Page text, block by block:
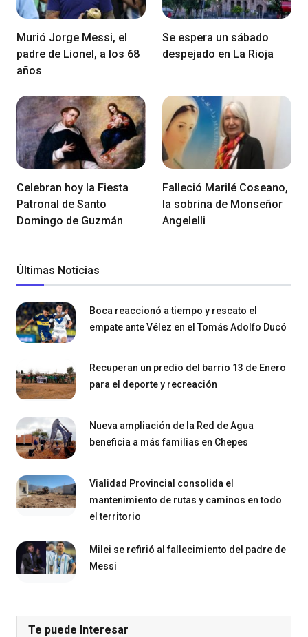
Murió Jorge Messi, el
padre de Lionel, a los 68
años
Se espera un sábado
despejado en La Rioja
Celebran hoy la Fiesta
Patronal de Santo
Domingo de Guzmán
Falleció Marilé Coseano,
la sobrina de Monseñor
Angelelli
Últimas Noticias
Boca reaccionó a tiempo y rescato el
empate ante Vélez en el Tomás Adolfo Ducó
Recuperan un predio del barrio 13 de Enero
para el deporte y recreación
Nueva ampliación de la Red de Agua
beneficia a más familias en Chepes
Vialidad Provincial consolida el
mantenimiento de rutas y caminos en todo
el territorio
Milei se refirió al fallecimiento del padre de
Messi
Te puede Interesar